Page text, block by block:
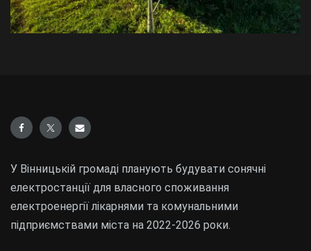
У Вінницькій громаді планують будувати сонячні
електростанції для власного споживання
електроенергії лікарнями та комунальними
підприємствами міста на 2022-2026 роки.